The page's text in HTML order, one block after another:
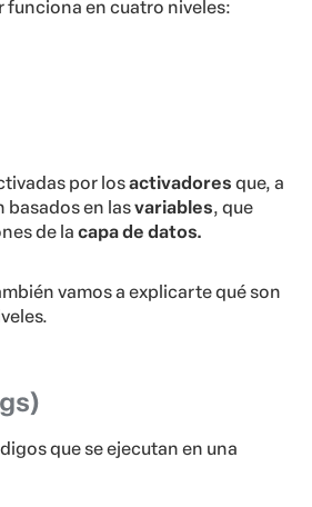
funciona en cuatro niveles:
por losactivadores que, a
basados en lasvariables, que
de la capa de datos.
vamos a explicarte qué son
que se ejecutan en una